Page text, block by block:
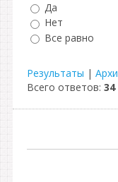
Да
Нет
Все равно
Результаты |
Всего ответов: 34